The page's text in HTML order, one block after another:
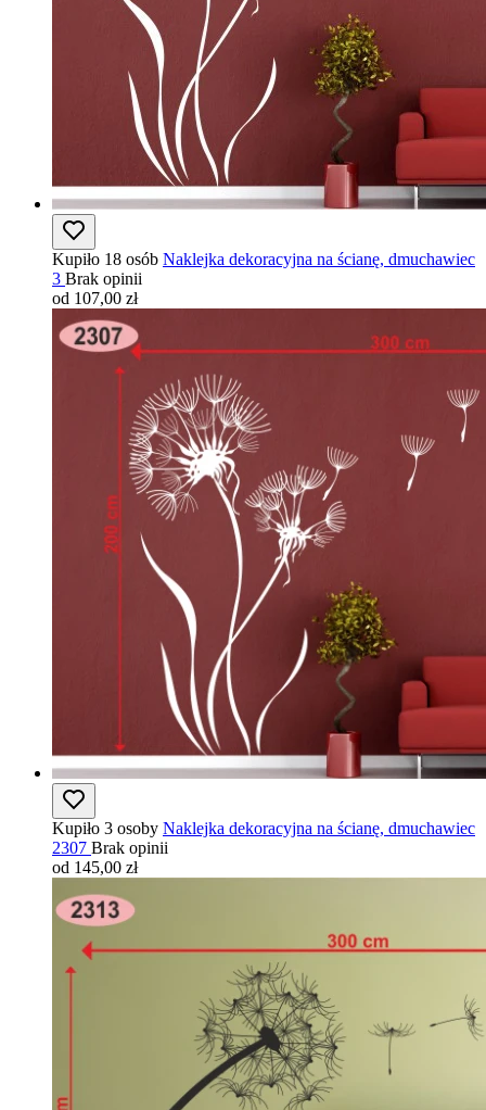
Kupiło 18 osób Naklejka dekoracyjna na ścianę, dmuchawiec
3 Brak opinii
od 107,00 zł
Kupiło 3 osoby Naklejka dekoracyjna na ścianę, dmuchawiec
2307 Brak opinii
od 145,00 zł